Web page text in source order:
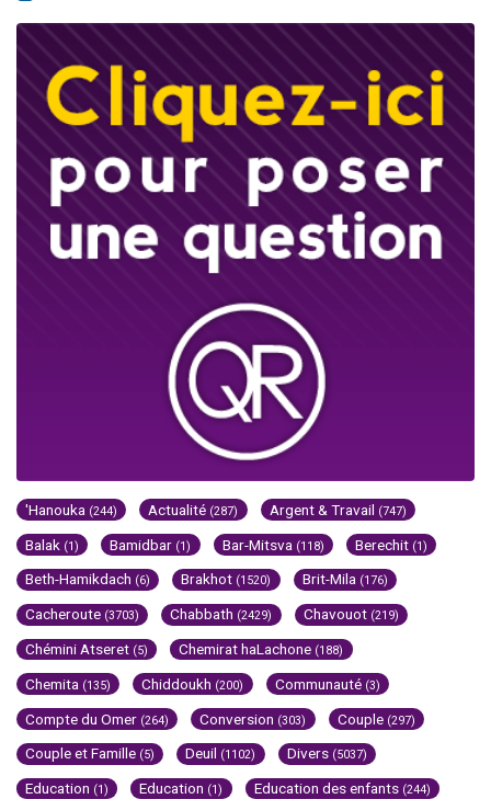
'Hanouka (244) Actualité (287) Argent & Travail (747)
Balak (1) Bamidbar (1) Bar-Mitsva (118) Berechit (1)
Beth-Hamikdach (6) Brakhot (1520) Brit-Mila (176)
Cacheroute (3703) Chabbath (2429) Chavouot (219)
Chémini Atseret (5) Chemirat haLachone (188)
Chemita (135) Chiddoukh (200) Communauté (3)
Compte du Omer (264) Conversion (303) Couple (297)
Couple et Famille (5) Deuil (1102) Divers (5037)
Education (1) Education (1) Education des enfants (244)